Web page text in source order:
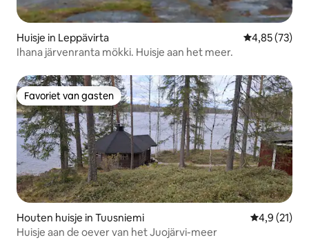
Huisje in Leppävirta Gemiddelde
4,85 (73)
Ihana järvenranta mökki. Huisje aan het meer.
Favoriet van gasten
Favoriet van gasten
Houten huisje in Tuusniemi
4,9 (21)
Huisje aan de oever van het Juojärvi-meer